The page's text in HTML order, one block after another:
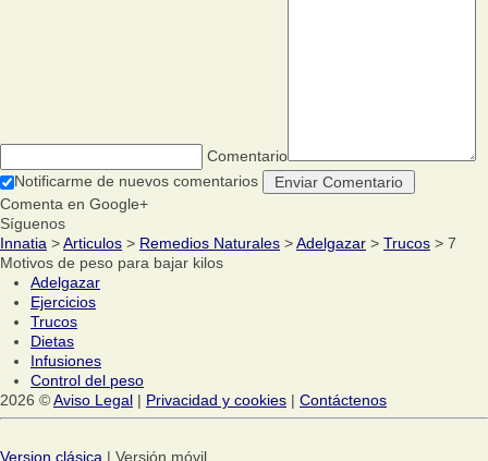
Comentario
Notificarme de nuevos comentarios
Comenta en Google+
Síguenos
Innatia >Articulos > Remedios Naturales >Adelgazar > Trucos > 7
Motivos de peso para bajar kilos
Adelgazar
Ejercicios
Trucos
Dietas
Infusiones
Control del peso
2026 ©Aviso Legal | Privacidad y cookies | Contáctenos
Version clásica | Versión móvil